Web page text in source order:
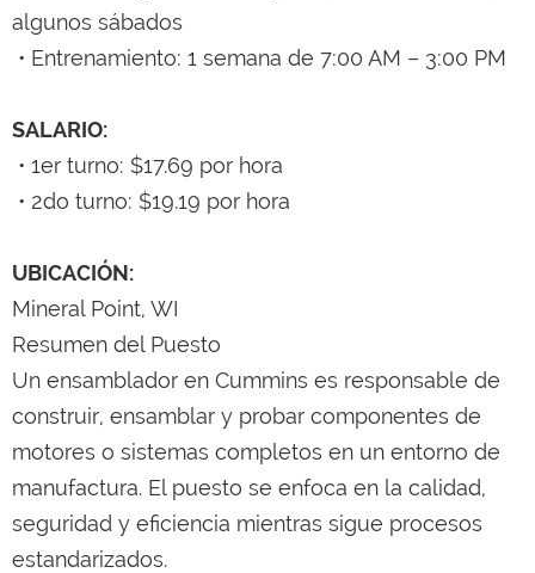
algunos sábados
• Entrenamiento: 1 semana de 7:00 AM – 3:00 PM
SALARIO:
• 1er turno: $17.69 por hora
• 2do turno: $19.19 por hora
UBICACIÓN:
Mineral Point, WI
Resumen del Puesto
Un ensamblador en Cummins es responsable de
construir, ensamblar y probar componentes de
motores o sistemas completos en un entorno de
manufactura. El puesto se enfoca en la calidad,
seguridad y eficiencia mientras sigue procesos
estandarizados.